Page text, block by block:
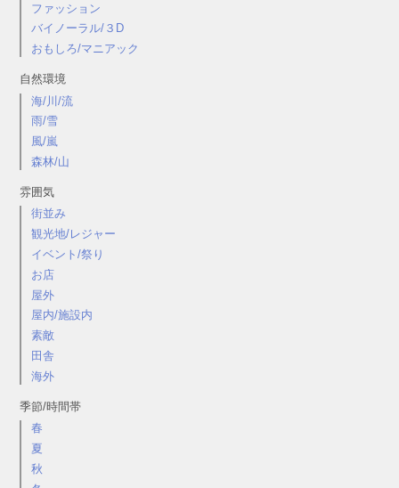
ファッション
バイノーラル/３D
おもしろ/マニアック
自然環境
海/川/流
雨/雪
風/嵐
森林/山
雰囲気
街並み
観光地/レジャー
イベント/祭り
お店
屋外
屋内/施設内
素敵
田舎
海外
季節/時間帯
春
夏
秋